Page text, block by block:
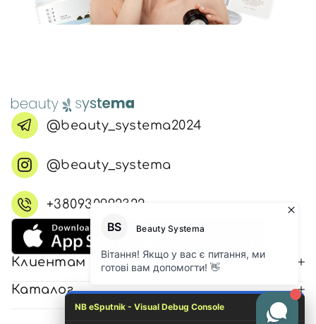
@beauty_systema2024
@beauty_systema
+380930992322
Клиентам
Каталог
NB eSputnik - Visual Debug Console